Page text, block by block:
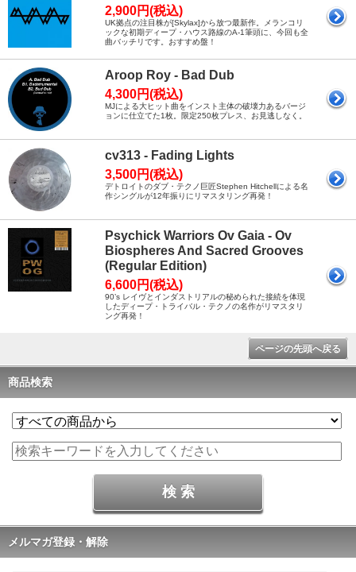
2,900円(税込)
UK拠点の注目株が[Skylax]から放つ最新作。メランコリ
ックな初期ディープ・ハウス路線のA-1筆頭に、今回も全
曲バッチリです。おすすめ盤！
Aroop Roy - Bad Dub
4,300円(税込)
MJによる大ヒット曲をインスト主体の破壊力あるバージ
ョンに仕立てた1枚。限定250枚プレス、お見逃しなく。
cv313 - Fading Lights
3,500円(税込)
デトロイトのダブ・テクノ巨匠Stephen Hitchellによる名
作シングルが12年振りにリマスタリング再発！
Psychick Warriors Ov Gaia - Ov
Biospheres And Sacred Grooves
(Regular Edition)
6,600円(税込)
90’s レイヴとインダストリアルの秘められた接続を体現
したディープ・トライバル・テクノの名作がリマスタリ
ング再発！
ページの先頭へ戻る
商品検索
メルマガ登録・解除